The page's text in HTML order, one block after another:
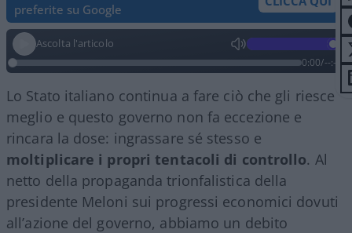
preferite su Google
Ascolta l'articolo
0:00/--:--
Lo Stato italiano continua a fare ciò che gli riesce
meglio e questo governo non fa eccezione e
rincara la dose: ingrassare sé stesso e
moltiplicare i propri tentacoli di controllo. Al
netto della propaganda trionfalistica della
presidente Meloni sui progressi economici dovuti
all’azione del governo, abbiamo un debito